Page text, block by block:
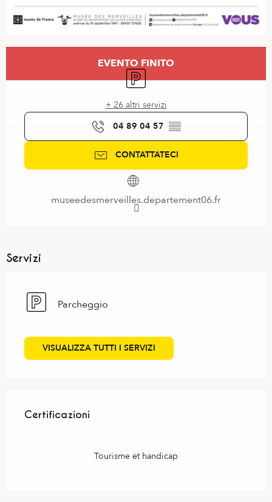
EVENTO FINITO
Parcheggio
+ 26 altri servizi
04 89 04 57 ▒▒
CONTATTATECI
museedesmerveilles.departement06.fr
Servizi
Parcheggio
VISUALIZZA TUTTI I SERVIZI
Certificazioni
Certificazioni
Tourisme et handicap